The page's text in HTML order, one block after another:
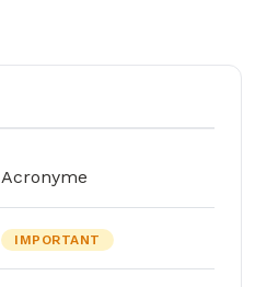
Acronyme
IMPORTANT